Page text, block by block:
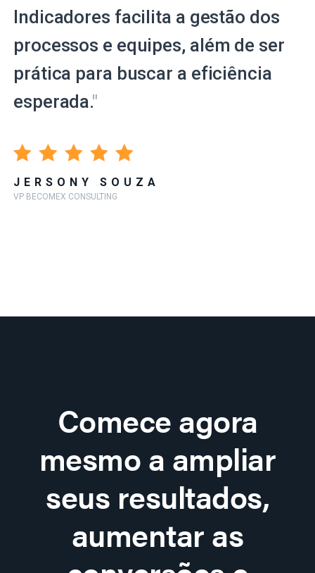
Indicadores facilita a gestão dos
processos e equipes, além de ser
prática para buscar a eficiência
esperada."
JERSONY SOUZA
VP BECOMEX CONSULTING
Comece agora
mesmo a ampliar
seus resultados,
aumentar as